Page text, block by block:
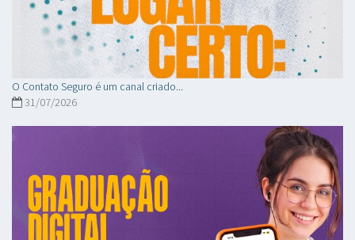
O Contato Seguro é um canal criado...
31/07/2026